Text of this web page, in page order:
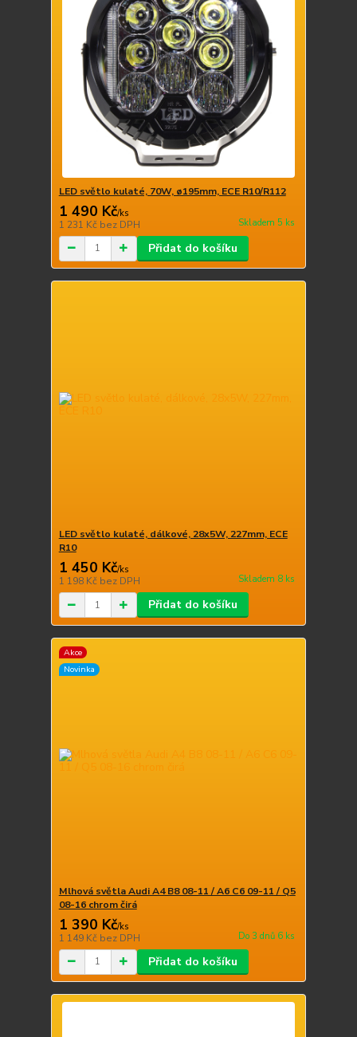
LED světlo kulaté, 70W, ø195mm, ECE R10/R112
1 490 Kč/ks
1 231 Kč bez DPH Skladem 5 ks
Přidat do košíku
LED světlo kulaté, dálkové, 28x5W, 227mm, ECE
R10
1 450 Kč/ks
1 198 Kč bez DPH Skladem 8 ks
Přidat do košíku
Akce
Novinka
Mlhová světla Audi A4 B8 08-11 / A6 C6 09-11 / Q5
08-16 chrom čirá
1 390 Kč/ks
1 149 Kč bez DPH Do 3 dnů 6 ks
Přidat do košíku